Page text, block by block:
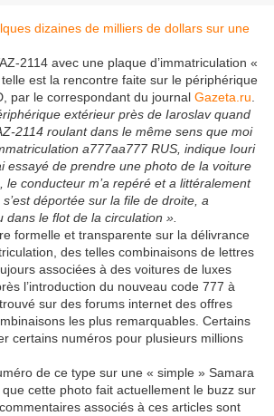
2114 avec une plaque d’immatriculation «
est la rencontre faite sur le périphérique
par le correspondant du journal Gazeta.ru
extérieur près de Iaroslav quand
2114 roulant dans le même sens que moi
a777aa777 RUS, indique Iouri
essayé de prendre une photo de la voiture
le conducteur m’a repéré et a littéralement
déportée sur la file de droite, a
dans le flot de la circulation ».
formelle et transparente sur la délivrance
des telles combinaisons de lettres
associées à des voitures de luxes
l’introduction du nouveau code 777 à
sur des forums internet des offres
les plus remarquables. Certains
certains numéros pour plusieurs millions
de ce type sur une « simple » Samara
cette photo fait actuellement le buzz sur
associés à ces articles sont